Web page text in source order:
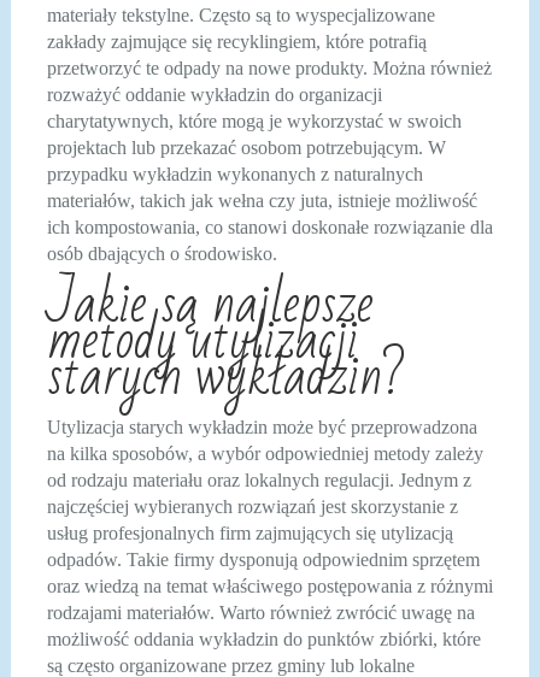
materiały tekstylne. Często są to wyspecjalizowane
zakłady zajmujące się recyklingiem, które potrafią
przetworzyć te odpady na nowe produkty. Można również
rozważyć oddanie wykładzin do organizacji
charytatywnych, które mogą je wykorzystać w swoich
projektach lub przekazać osobom potrzebującym. W
przypadku wykładzin wykonanych z naturalnych
materiałów, takich jak wełna czy juta, istnieje możliwość
ich kompostowania, co stanowi doskonałe rozwiązanie dla
osób dbających o środowisko.
Jakie są najlepsze
metody utylizacji
starych wykładzin?
Utylizacja starych wykładzin może być przeprowadzona
na kilka sposobów, a wybór odpowiedniej metody zależy
od rodzaju materiału oraz lokalnych regulacji. Jednym z
najczęściej wybieranych rozwiązań jest skorzystanie z
usług profesjonalnych firm zajmujących się utylizacją
odpadów. Takie firmy dysponują odpowiednim sprzętem
oraz wiedzą na temat właściwego postępowania z różnymi
rodzajami materiałów. Warto również zwrócić uwagę na
możliwość oddania wykładzin do punktów zbiórki, które
są często organizowane przez gminy lub lokalne